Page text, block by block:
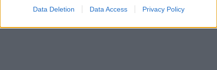
Data Deletion Data Access Privacy Policy